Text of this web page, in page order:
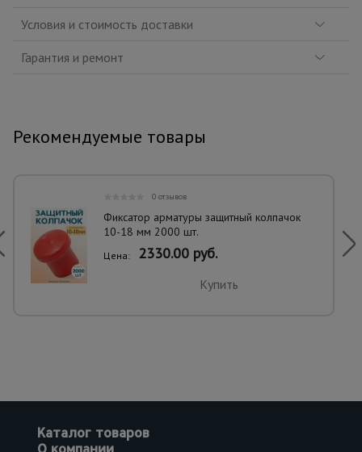
Условия и стоимость доставки
Гарантия и ремонт
Рекомендуемые товары
0 отзывов
Фиксатор арматуры защитный колпачок
10-18 мм 2000 шт.
Цена: 2330.00 руб.
Купить
Каталог товаров